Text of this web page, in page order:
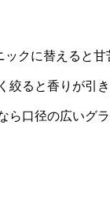
クに替えると
絞ると香りが引
ら口径の広いグ